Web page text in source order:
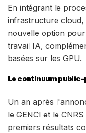
En intégrant le
infrastructure cloud,
nouvelle option
travail IA,
basées sur les GPU.
Le continuum
Un an après
le GENCI et le
premiers résultats